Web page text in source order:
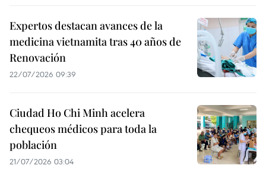
Expertos destacan avances de la
medicina vietnamita tras 40 años de
Renovación
22/07/2026 09:39
Ciudad Ho Chi Minh acelera
chequeos médicos para toda la
población
21/07/2026 03:04